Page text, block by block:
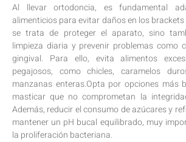
Al‌ llevar ortodoncia, es ⁢fundamental
alimenticios para‌ evitar daños en los
se trata de⁤ proteger el aparato,⁣ sino
limpieza diaria y prevenir problemas como
gingival. Para ello, ⁤evita alimentos
pegajosos, ‍como ⁢chicles, caramelos
‌manzanas enteras.Opta por opciones más
‍masticar que⁢ no comprometan la
Además, reducir⁤ el consumo de azúcares ⁣y
mantener un pH bucal equilibrado,⁣ muy
la proliferación bacteriana.